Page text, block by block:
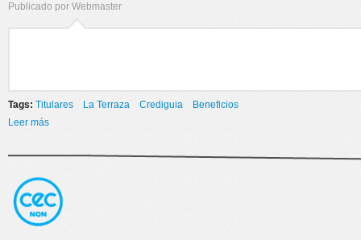
Publicado por Webmaster
Tags: Titulares La Terraza Crediguia
Beneficios
Leer más